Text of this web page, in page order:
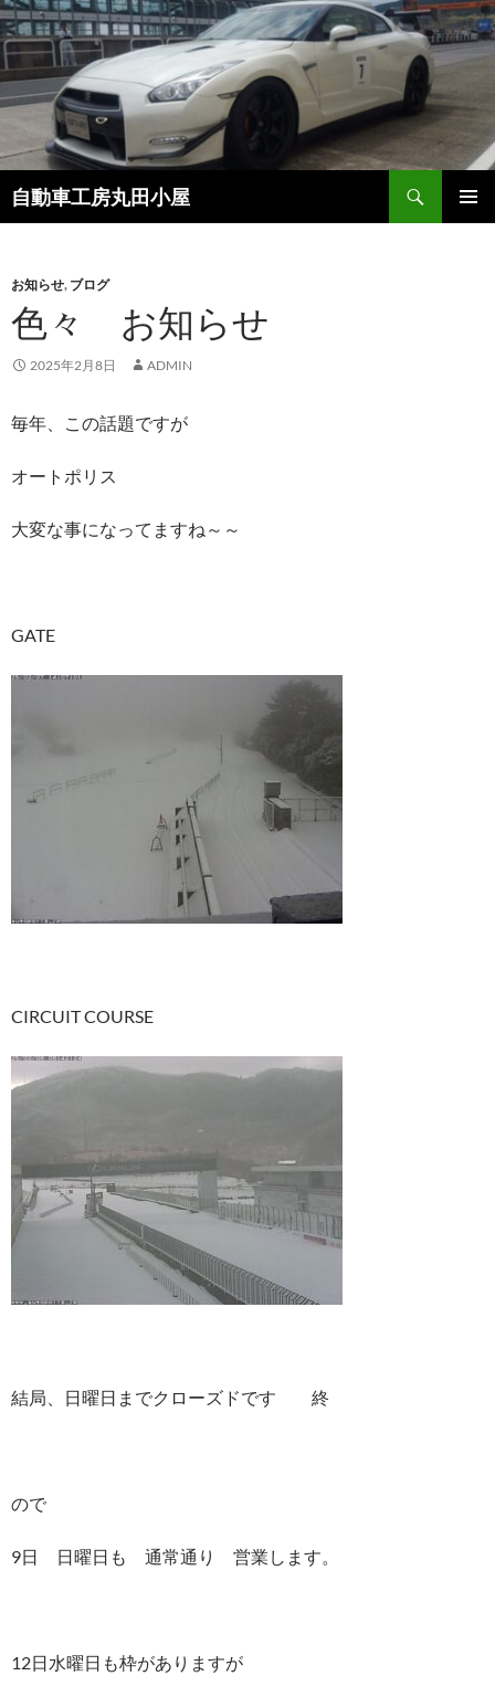
コ
ン
テ
ン
ス
キ
ッ
自動車工房丸田小屋
検
索
お知らせ, ブログ
色々 お知らせ
2025年2月8日 ADMIN
毎年、この話題ですが
オートポリス
大変な事になってますね～～
GATE
CIRCUIT COURSE
結局、日曜日までクローズドです 終
ので
9日 日曜日も 通常通り 営業します。
12日水曜日も枠がありますが